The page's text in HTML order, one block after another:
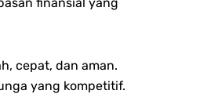
cepat, dan aman.
yang kompetitif.